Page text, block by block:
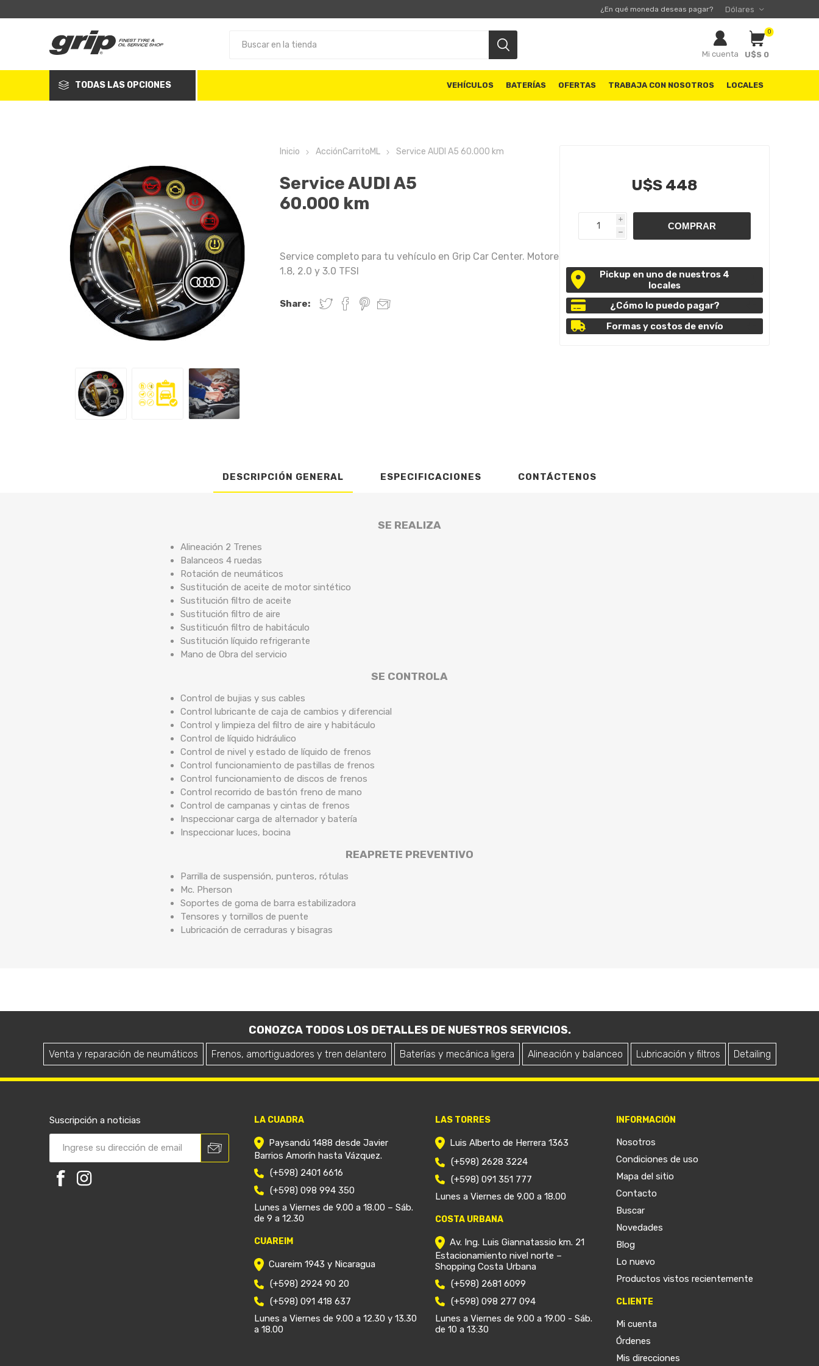
¿En qué moneda deseas pagar?
Mi cuenta
0
U$S 0
TODAS LAS OPCIONES VEHÍCULOS BATERÍAS OFERTAS TRABAJA CON NOSOTROS LOCALES
Inicio AcciónCarritoML Service AUDI A5 60.000 km
Service AUDI A5
60.000 km
Service completo para tu vehículo en Grip Car Center. Motores
1.8, 2.0 y 3.0 TFSI
Share:
U$S 448
i
h
Pickup en uno de nuestros 4
locales
¿Cómo lo puedo pagar?
Formas y costos de envío
DESCRIPCIÓN GENERAL ESPECIFICACIONES CONTÁCTENOS
SE REALIZA
Alineación 2 Trenes
Balanceos 4 ruedas
Rotación de neumáticos
Sustitución de aceite de motor sintético
Sustitución filtro de aceite
Sustitución filtro de aire
Sustiticuón filtro de habitáculo
Sustitución líquido refrigerante
Mano de Obra del servicio
SE CONTROLA
Control de bujias y sus cables
Control lubricante de caja de cambios y diferencial
Control y limpieza del filtro de aire y habitáculo
Control de líquido hidráulico
Control de nivel y estado de líquido de frenos
Control funcionamiento de pastillas de frenos
Control funcionamiento de discos de frenos
Control recorrido de bastón freno de mano
Control de campanas y cintas de frenos
Inspeccionar carga de alternador y batería
Inspeccionar luces, bocina
REAPRETE PREVENTIVO
Parrilla de suspensión, punteros, rótulas
Mc. Pherson
Soportes de goma de barra estabilizadora
Tensores y tornillos de puente
Lubricación de cerraduras y bisagras
CONOZCA TODOS LOS DETALLES DE NUESTROS SERVICIOS.
Venta y reparación de neumáticos Frenos, amortiguadores y tren delantero Baterías y mecánica ligera Alineación y balanceo Lubricación y filtros Detailing
Suscripción a noticias LA CUADRA
Paysandú 1488 desde Javier
Barrios Amorín hasta Vázquez.
(+598) 2401 6616
(+598) 098 994 350
Lunes a Viernes de 9.00 a 18.00 – Sáb.
de 9 a 12.30
CUAREIM
Cuareim 1943 y Nicaragua
(+598) 2924 90 20
(+598) 091 418 637
Lunes a Viernes de 9.00 a 12.30 y 13.30
a 18.00
LAS TORRES
Luis Alberto de Herrera 1363
(+598) 2628 3224
(+598) 091 351 777
Lunes a Viernes de 9.00 a 18.00
COSTA URBANA
Av. Ing. Luis Giannatassio km. 21
Estacionamiento nivel norte –
Shopping Costa Urbana
(+598) 2681 6099
(+598) 098 277 094
Lunes a Viernes de 9.00 a 19.00 - Sáb.
de 10 a 13:30
INFORMACIÓN
Nosotros
Condiciones de uso
Mapa del sitio
Contacto
Buscar
Novedades
Blog
Lo nuevo
Productos vistos recientemente
CLIENTE
Mi cuenta
Órdenes
Mis direcciones